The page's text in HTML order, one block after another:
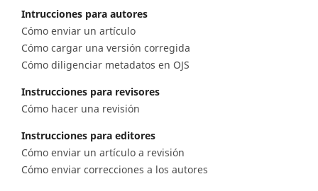
Intrucciones para autores
Cómo enviar un artículo
Cómo cargar una versión corregida
Cómo diligenciar metadatos en OJS
Instrucciones para revisores
Cómo hacer una revisión
Instrucciones para editores
Cómo enviar un artículo a revisión
Cómo enviar correcciones a los autores